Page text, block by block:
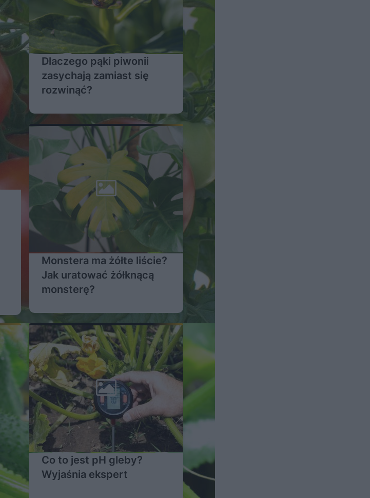
Dlaczego pąki piwonii
zasychają zamiast się
rozwinąć?
Monstera ma żółte liście?
Jak uratować żółknącą
monsterę?
Co to jest pH gleby?
Wyjaśnia ekspert